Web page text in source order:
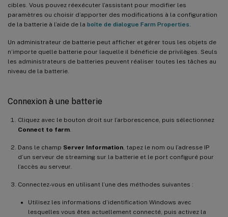
cibles. Vous pouvez réexécuter l’assistant pour modifier les
paramètres ou choisir d’apporter des modifications à la configuration
de la batterie à l’aide de la boîte de dialogue Farm Properties
Un administrateur de batterie peut afficher et gérer tous les objets de
n’importe quelle batterie pour laquelle il bénéficie de privilèges. Seuls
les administrateurs de batteries peuvent réaliser toutes les tâches au
niveau de la batterie.
Connexion à une batterie
Cliquez avec le bouton droit sur l’arborescence, puis sélectionnez
Connect to farm
Dans le champ Server Information , tapez le nom ou l’adresse IP
d’un serveur de streaming sur la batterie et le port configuré pour
l’accès au serveur.
Connectez-vous en utilisant l’une des méthodes suivantes :
Utilisez les informations d’identification Windows avec
lesquelles vous êtes actuellement connecté, puis activez la